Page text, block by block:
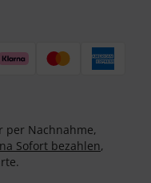
per Nachnahme,
Sofort bezahlen,